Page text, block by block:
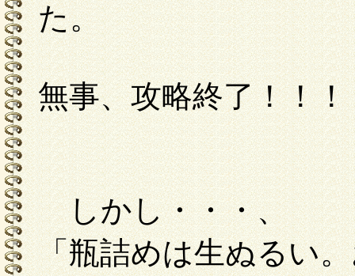
た。
無事、攻略終了！！！
しかし・・・、
「瓶詰めは生ぬるい